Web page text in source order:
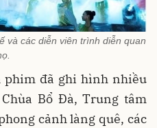
và các diễn viên trình diễn quan
phim đã ghi hình nhiều
Bổ Đà, Trung tâm
cảnh làng quê, các